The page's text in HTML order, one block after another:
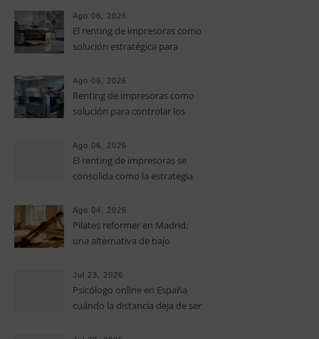
especialidad
Ago 06, 2026
El renting de impresoras como
solución estratégica para
pymes
Ago 06, 2026
Renting de impresoras como
solución para controlar los
pymes
Ago 06, 2026
El renting de impresoras se
consolida como la estrategia
operativos en las pequeñas y
medianas empresas
Ago 04, 2026
Pilates reformer en Madrid:
una alternativa de bajo
fuerza y movilidad
Jul 23, 2026
Psicólogo online en España
cuándo la distancia deja de ser